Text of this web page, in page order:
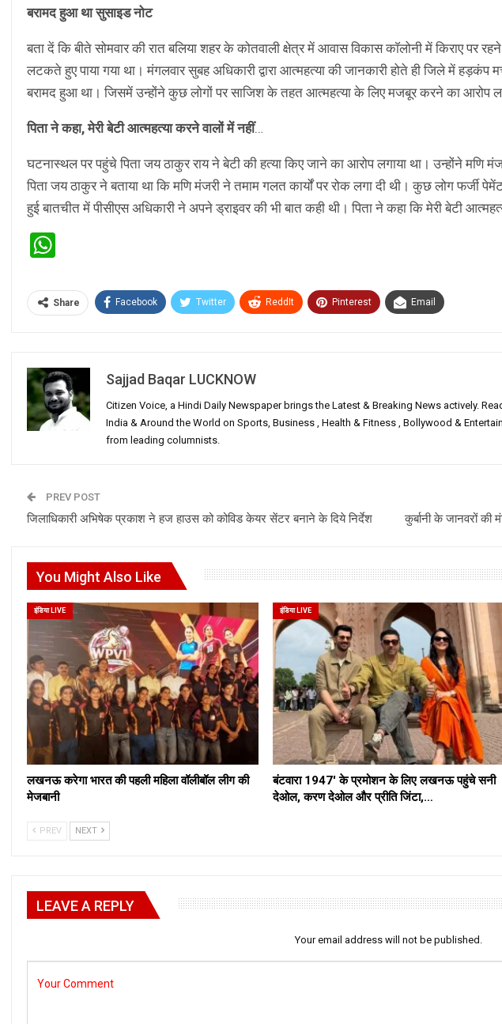
बरामद हुआ था सुसाइड नोट
बता दें कि बीते सोमवार की रात बलिया शहर के कोतवाली क्षेत्र में आवास विकास काॅलोनी में किराए पर
लटकते हुए पाया गया था। मंगलवार सुबह अधिकारी द्वारा आत्महत्या की जानकारी होते ही जिले में
बरामद हुआ था। जिसमें उन्होंने कुछ लोगों पर साजिश के तहत आत्महत्या के लिए मजबूर करने का आरोप
पिता ने कहा, मेरी बेटी आत्महत्या करने वालों में नहीं…
घटनास्थल पर पहुंचे पिता जय ठाकुर राय ने बेटी की हत्या किए जाने का आरोप लगाया था। उन्होंने मणि
पिता जय ठाकुर ने बताया था कि मणि मंजरी ने तमाम गलत कार्यों पर रोक लगा दी थी। कुछ लोग फर्जी
हुई बातचीत में पीसीएस अधिकारी ने अपने ड्राइवर की भी बात कही थी। पिता ने कहा कि मेरी बेटी
Share Facebook Twitter ReddIt Pinterest Email
Sajjad Baqar LUCKNOW
Citizen Voice, a Hindi Daily Newspaper brings the Latest & Breaking News actively.
India & Around the World on Sports, Business , Health & Fitness , Bollywood &
from leading columnists.
PREV POST
जिलाधिकारी अभिषेक प्रकाश ने हज हाउस को कोविड केयर सेंटर बनाने के दिये निर्देश कुर्बानी के जानवरों
You Might Also Like
इंडिया LIVE
लखनऊ करेगा भारत की पहली महिला वॉलीबॉल लीग की
मेजबानी
इंडिया LIVE
बंटवारा 1947′ के प्रमोशन के लिए लखनऊ पहुंचे सनी
देओल, करण देओल और प्रीति जिंटा,…
PREV NEXT
LEAVE A REPLY
Your email address will not be published.